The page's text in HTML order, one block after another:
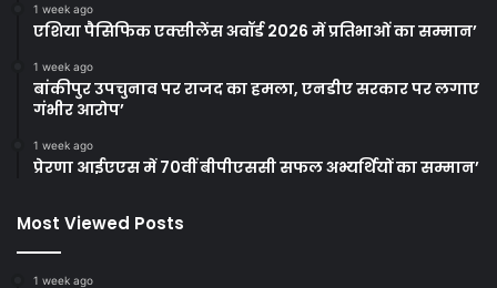
1 week ago
एशिया पैसिफिक एक्सीलेंस अवॉर्ड 2026 में प्रतिभाओं का सम्मान’
1 week ago
बांकीपुर उपचुनाव पर राजद का हमला, एनडीए सरकार पर लगाए
गंभीर आरोप’
1 week ago
प्रेरणा आईएएस में 70वीं बीपीएससी सफल अभ्यर्थियों का सम्मान’
Most Viewed Posts
1 week ago